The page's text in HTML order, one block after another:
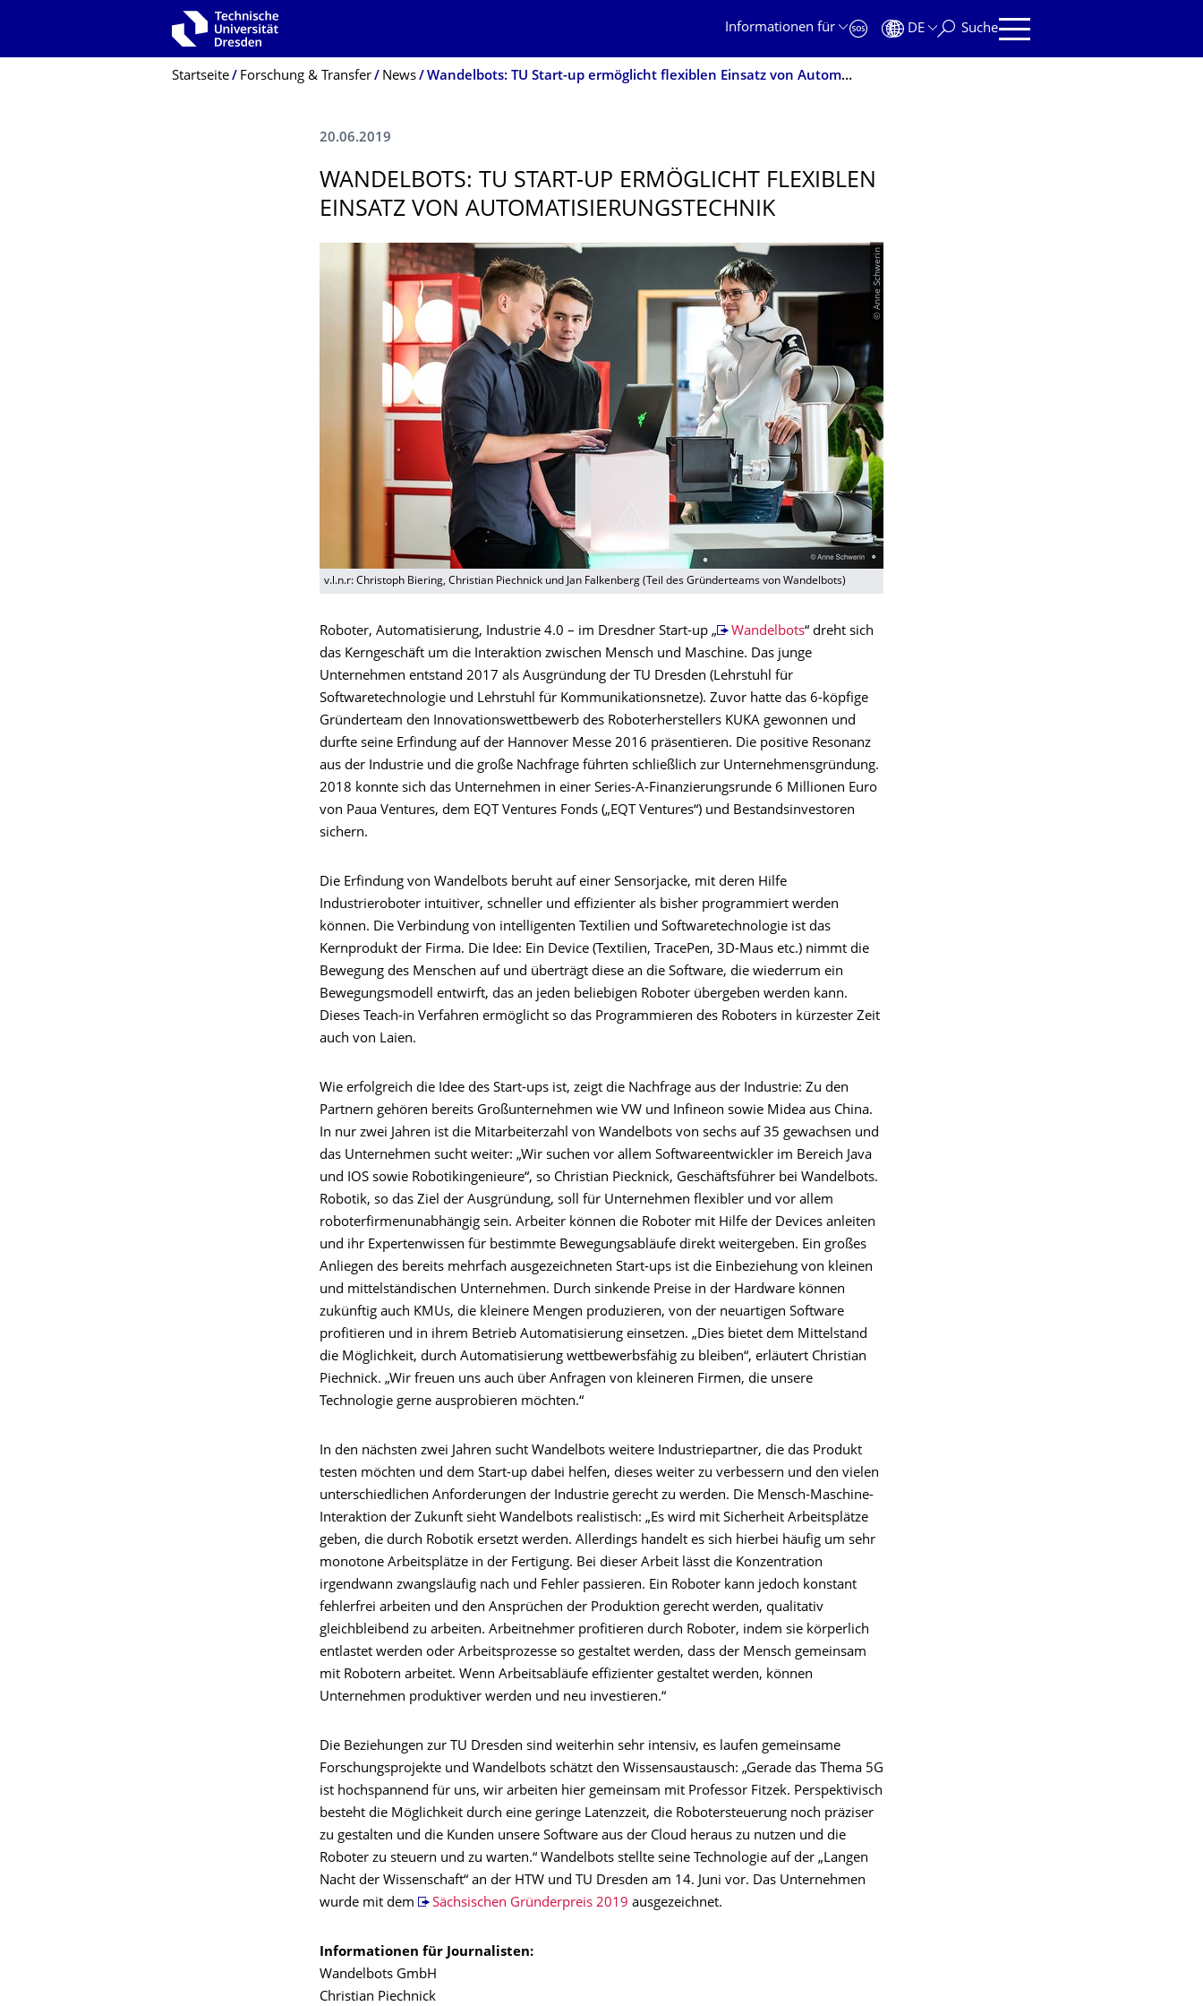
Zur Hauptnavigation springen
Informationen für
DE Suche
Breadcrumb-Menü
Startseite Forschung & Transfer News Wandelbots: TU Start-up ermöglicht flexiblen Einsatz von Automatisierungstechnik
20.06.2019
WANDELBOTS: TU START-UP ERMÖGLICHT FLEXIBLEN
EINSATZ VON AUTOMATISIE­RUNGSTECHNIK
© Anne Schwerin
v.l.n.r: Christoph Biering, Christian Piechnick und Jan Falkenberg (Teil des Gründerteams von Wandelbots)
Roboter, Automatisierung, Industrie 4.0 – im Dresdner Start-up „ Wandelbots“ dreht sich
das Kerngeschäft um die Interaktion zwischen Mensch und Maschine. Das junge
Unternehmen entstand 2017 als Ausgründung der TU Dresden (Lehrstuhl für
Softwaretechnologie und Lehrstuhl für Kommunikationsnetze). Zuvor hatte das 6-köpfige
Gründerteam den Innovationswettbewerb des Roboterherstellers KUKA gewonnen und
durfte seine Erfindung auf der Hannover Messe 2016 präsentieren. Die positive Resonanz
aus der Industrie und die große Nachfrage führten schließlich zur Unternehmensgründung.
2018 konnte sich das Unternehmen in einer Series-A-Finanzierungsrunde 6 Millionen Euro
von Paua Ventures, dem EQT Ventures Fonds („EQT Ventures“) und Bestandsinvestoren
sichern.
Die Erfindung von Wandelbots beruht auf einer Sensorjacke, mit deren Hilfe
Industrieroboter intuitiver, schneller und effizienter als bisher programmiert werden
können. Die Verbindung von intelligenten Textilien und Softwaretechnologie ist das
Kernprodukt der Firma. Die Idee: Ein Device (Textilien, TracePen, 3D-Maus etc.) nimmt die
Bewegung des Menschen auf und überträgt diese an die Software, die wiederrum ein
Bewegungsmodell entwirft, das an jeden beliebigen Roboter übergeben werden kann.
Dieses Teach-in Verfahren ermöglicht so das Programmieren des Roboters in kürzester Zeit
auch von Laien.
Wie erfolgreich die Idee des Start-ups ist, zeigt die Nachfrage aus der Industrie: Zu den
Partnern gehören bereits Großunternehmen wie VW und Infineon sowie Midea aus China.
In nur zwei Jahren ist die Mitarbeiterzahl von Wandelbots von sechs auf 35 gewachsen und
das Unternehmen sucht weiter: „Wir suchen vor allem Softwareentwickler im Bereich Java
und IOS sowie Robotikingenieure“, so Christian Piecknick, Geschäftsführer bei Wandelbots.
Robotik, so das Ziel der Ausgründung, soll für Unternehmen flexibler und vor allem
roboterfirmenunabhängig sein. Arbeiter können die Roboter mit Hilfe der Devices anleiten
und ihr Expertenwissen für bestimmte Bewegungsabläufe direkt weitergeben. Ein großes
Anliegen des bereits mehrfach ausgezeichneten Start-ups ist die Einbeziehung von kleinen
und mittelständischen Unternehmen. Durch sinkende Preise in der Hardware können
zukünftig auch KMUs, die kleinere Mengen produzieren, von der neuartigen Software
profitieren und in ihrem Betrieb Automatisierung einsetzen. „Dies bietet dem Mittelstand
die Möglichkeit, durch Automatisierung wettbewerbsfähig zu bleiben“, erläutert Christian
Piechnick. „Wir freuen uns auch über Anfragen von kleineren Firmen, die unsere
Technologie gerne ausprobieren möchten.“
In den nächsten zwei Jahren sucht Wandelbots weitere Industriepartner, die das Produkt
testen möchten und dem Start-up dabei helfen, dieses weiter zu verbessern und den vielen
unterschiedlichen Anforderungen der Industrie gerecht zu werden. Die Mensch-Maschine-
Interaktion der Zukunft sieht Wandelbots realistisch: „Es wird mit Sicherheit Arbeitsplätze
geben, die durch Robotik ersetzt werden. Allerdings handelt es sich hierbei häufig um sehr
monotone Arbeitsplätze in der Fertigung. Bei dieser Arbeit lässt die Konzentration
irgendwann zwangsläufig nach und Fehler passieren. Ein Roboter kann jedoch konstant
fehlerfrei arbeiten und den Ansprüchen der Produktion gerecht werden, qualitativ
gleichbleibend zu arbeiten. Arbeitnehmer profitieren durch Roboter, indem sie körperlich
entlastet werden oder Arbeitsprozesse so gestaltet werden, dass der Mensch gemeinsam
mit Robotern arbeitet. Wenn Arbeitsabläufe effizienter gestaltet werden, können
Unternehmen produktiver werden und neu investieren.“
Die Beziehungen zur TU Dresden sind weiterhin sehr intensiv, es laufen gemeinsame
Forschungsprojekte und Wandelbots schätzt den Wissensaustausch: „Gerade das Thema 5G
ist hochspannend für uns, wir arbeiten hier gemeinsam mit Professor Fitzek. Perspektivisch
besteht die Möglichkeit durch eine geringe Latenzzeit, die Robotersteuerung noch präziser
zu gestalten und die Kunden unsere Software aus der Cloud heraus zu nutzen und die
Roboter zu steuern und zu warten.“ Wandelbots stellte seine Technologie auf der „Langen
Nacht der Wissenschaft“ an der HTW und TU Dresden am 14. Juni vor. Das Unternehmen
wurde mit dem
Sächsischen Gründerpreis 2019 ausgezeichnet.
Informationen für Journalisten:
Wandelbots GmbH
Christian Piechnick